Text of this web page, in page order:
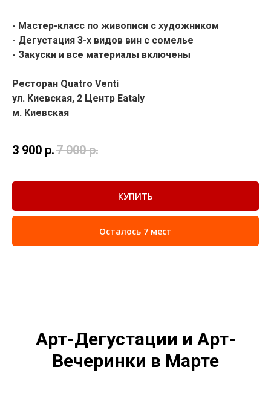
- Мастер-класс по живописи с художником
- Дегустация 3-х видов вин с сомелье
- Закуски и все материалы включены
Ресторан Quatro Venti
ул. Киевская, 2 Центр Eataly
м. Киевская
3 900 р.7 000 р.
КУПИТЬ
Осталось 7 мест
Арт-Дегустации и Арт-
Вечеринки в Марте